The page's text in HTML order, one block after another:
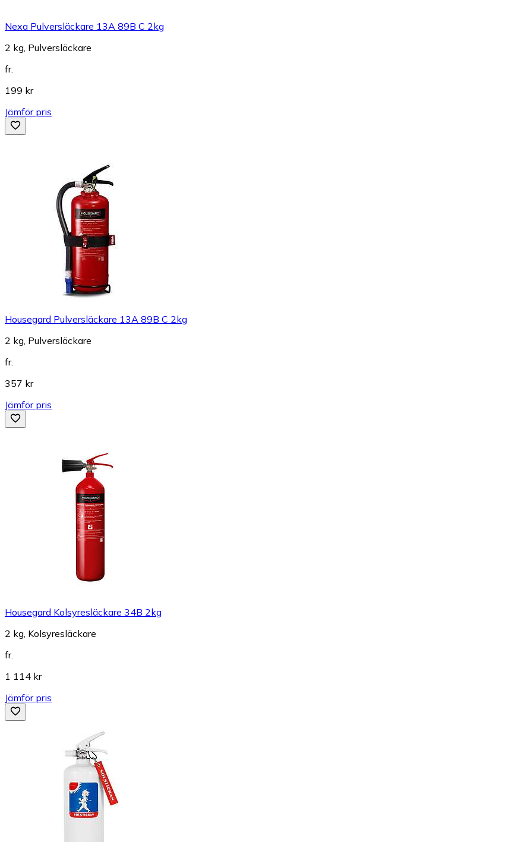
Nexa Pulversläckare 13A 89B C 2kg
2 kg, Pulversläckare
fr.
199 kr
Jämför pris
Housegard Pulversläckare 13A 89B C 2kg
2 kg, Pulversläckare
fr.
357 kr
Jämför pris
Housegard Kolsyresläckare 34B 2kg
2 kg, Kolsyresläckare
fr.
1 114 kr
Jämför pris